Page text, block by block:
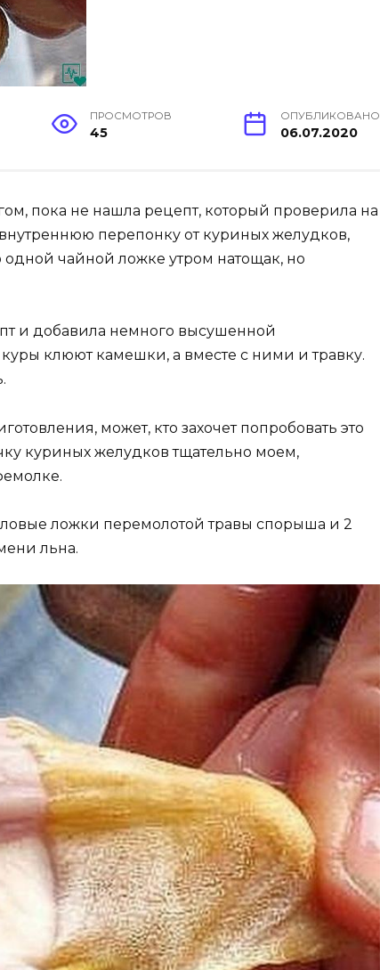
ПРОСМОТРОВ
45
ОПУБЛИКОВАНО
06.07.2020
пока не нашла рецепт, который проверила на
перепонку от куриных желудков,
чайной ложке утром натощак, но
и добавила немного высушенной
клюют камешки, а вместе с ними и травку.
может, кто захочет попробовать это
куриных желудков тщательно моем,
ложки перемолотой травы спорыша и 2
льна.